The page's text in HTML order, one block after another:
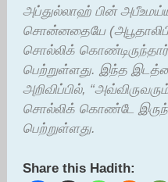
அப்துல்லாஹ் பின்
சொன்னதையே
சொல்லிக்
பெற்றுள்ளது. இந்த
அறிவிப்பில்,
சொல்லிக் கொண்டே
பெற்றுள்ளது.
Share this Hadith: